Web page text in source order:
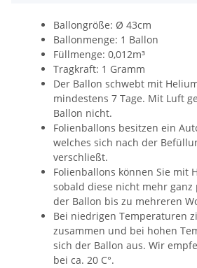
Ballongröße: Ø 43cm
Ballonmenge: 1 Ballon
Füllmenge: 0,012m³
Tragkraft: 1 Gramm
Der Ballon schwebt mit
mindestens 7 Tage. Mit Luft
Ballon nicht.
Folienballons besitzen ein
welches sich nach der
verschließt.
Folienballons können Sie mit
sobald diese nicht mehr
der Ballon bis zu mehreren
Bei niedrigen Temperaturen
zusammen und bei hohen
sich der Ballon aus. Wir
bei ca. 20 C°.